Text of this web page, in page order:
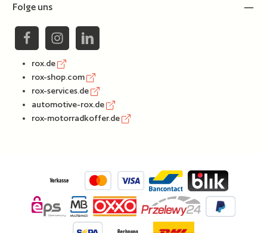
Folge uns
rox.de
rox-shop.com
rox-services.de
automotive-rox.de
rox-motorradkoffer.de